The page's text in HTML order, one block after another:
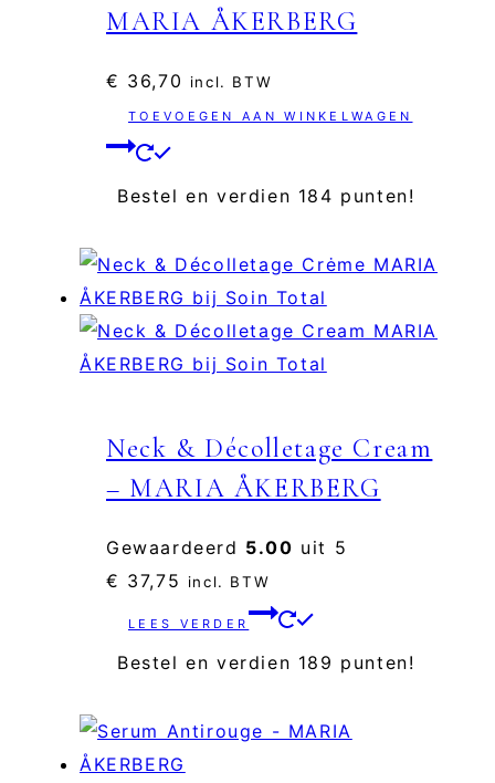
MARIA ÅKERBERG
€ 36,70 incl. BTW
TOEVOEGEN AAN WINKELWAGEN
Bestel en verdien 184 punten!
Neck & Décolletage Cream
– MARIA ÅKERBERG
Gewaardeerd 5.00 uit 5
€ 37,75 incl. BTW
LEES VERDER
Bestel en verdien 189 punten!